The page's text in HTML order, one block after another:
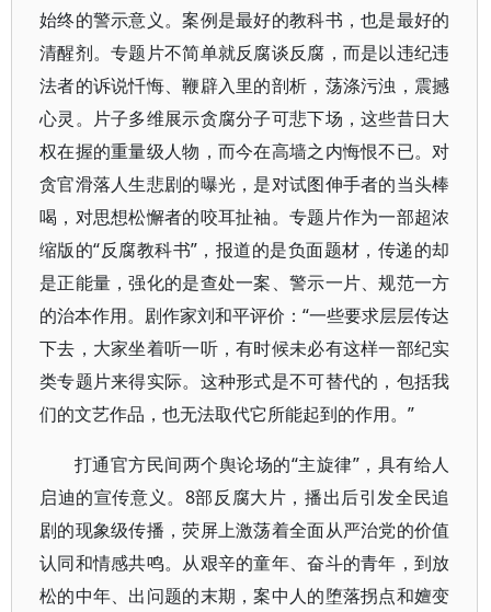
始终的警示意义。案例是最好的教科书，也是最好的
清醒剂。专题片不简单就反腐谈反腐，而是以违纪违
法者的诉说忏悔、鞭辟入里的剖析，荡涤污浊，震撼
心灵。片子多维展示贪腐分子可悲下场，这些昔日大
权在握的重量级人物，而今在高墙之内悔恨不已。对
贪官滑落人生悲剧的曝光，是对试图伸手者的当头棒
喝，对思想松懈者的咬耳扯袖。专题片作为一部超浓
缩版的“反腐教科书”，报道的是负面题材，传递的却
是正能量，强化的是查处一案、警示一片、规范一方
的治本作用。剧作家刘和平评价：“一些要求层层传达
下去，大家坐着听一听，有时候未必有这样一部纪实
类专题片来得实际。这种形式是不可替代的，包括我
们的文艺作品，也无法取代它所能起到的作用。”
打通官方民间两个舆论场的“主旋律”，具有给人
启迪的宣传意义。8部反腐大片，播出后引发全民追
剧的现象级传播，荧屏上激荡着全面从严治党的价值
认同和情感共鸣。从艰辛的童年、奋斗的青年，到放
松的中年、出问题的末期，案中人的堕落拐点和嬗变